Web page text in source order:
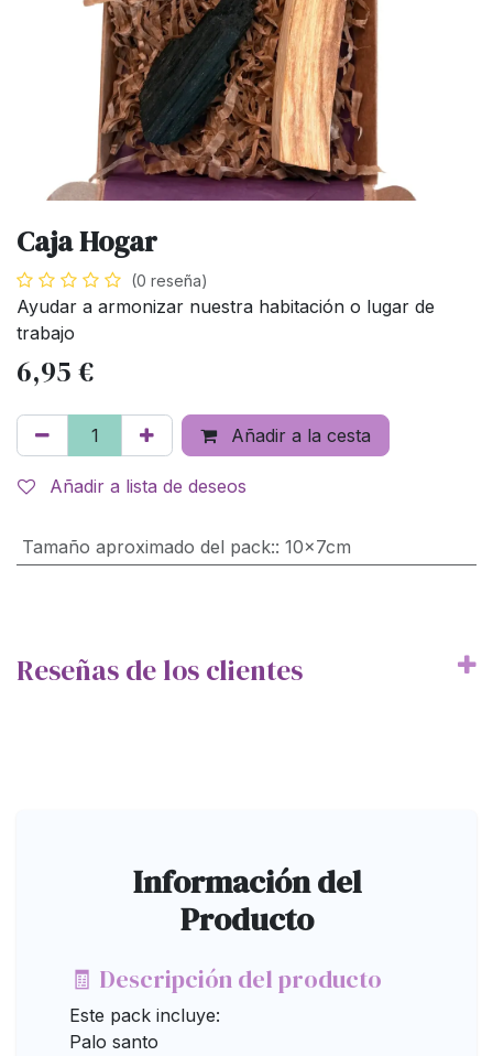
Caja Hogar
(0 reseña)
Ayudar a armonizar nuestra habitación o lugar de
trabajo
6,95 €
Añadir a la cesta
Añadir a lista de deseos
Tamaño aproximado del pack:: 10x7cm
Reseñas de los clientes
Información del
Producto
🧾 Descripción del producto
Este pack incluye:
Palo santo